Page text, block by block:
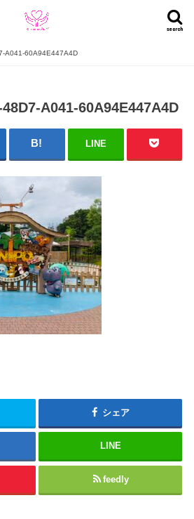
search
A041-60A94E447A4D
A041-60A94E447A4D
LINE
シェア
LINE
feedly